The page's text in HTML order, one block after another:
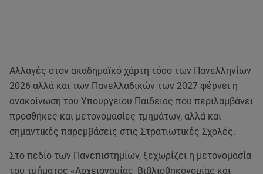
Αλλαγές στον ακαδημαϊκό χάρτη τόσο των Πανελληνίων
2026 αλλά και των Πανελλαδικών των 2027 φέρνει η
ανακοίνωση του Υπουργείου Παιδείας που περιλαμβάνει
προσθήκες και μετονομασίες τμημάτων, αλλά και
σημαντικές παρεμβάσεις στις Στρατιωτικές Σχολές.
Στο πεδίο των Πανεπιστημίων, ξεχωρίζει η μετονομασία
του τμήματος «Αρχειονομίας, Βιβλιοθηκονομίας και